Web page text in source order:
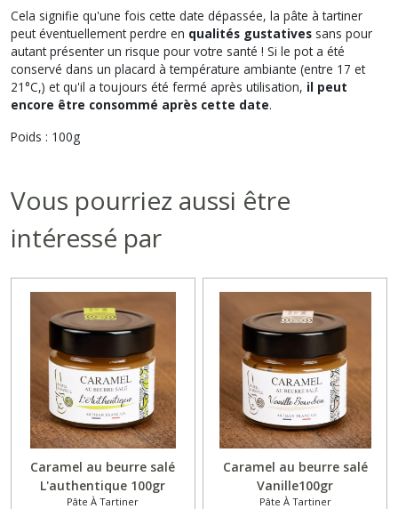
Cela signifie qu'une fois cette date dépassée, la pâte à tartiner
peut éventuellement perdre en qualités gustatives sans pour
autant présenter un risque pour votre santé ! Si le pot a été
conservé dans un placard à température ambiante (entre 17 et
21°C,) et qu'il a toujours été fermé après utilisation, il peut
encore être consommé après cette date.
Poids : 100g
Vous pourriez aussi être
intéressé par
Caramel au beurre salé
L'authentique 100gr
Pâte À Tartiner
Caramel au beurre salé
Vanille100gr
Pâte À Tartiner